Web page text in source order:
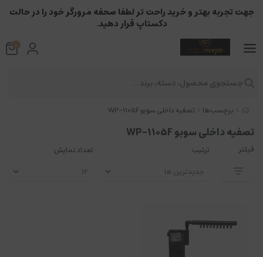
برچسب‌ها تصفیه داخلی سوبو WP-1105F
تصفیه داخلی سوبو WP-1105F
فیلتر ترتیب تعداد نمایش
جهت تجربه بهتر و خرید راحت تر لطفا صحفه مرورگر خود را در حالت
دکستاپ قرار دهید.
0
جستجوی محصول، دسته، برند...